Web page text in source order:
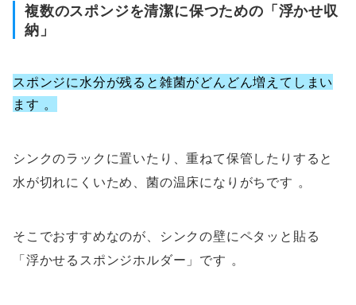
複数のスポンジを清潔に保つための「浮かせ収
納」
スポンジに水分が残ると雑菌がどんどん増えてしまい
ます 。
シンクのラックに置いたり、重ねて保管したりすると
水が切れにくいため、菌の温床になりがちです 。
そこでおすすめなのが、シンクの壁にペタッと貼る
「浮かせるスポンジホルダー」です 。